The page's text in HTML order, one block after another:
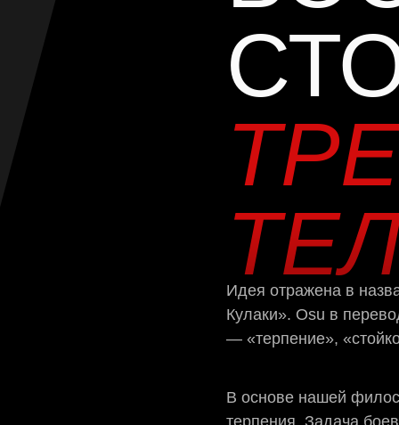
В основе нашей
терпения. Задача
Идея отражена в
Кулаки». Osu в
— «терпение»,